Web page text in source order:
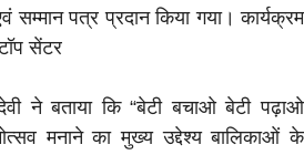
एवं सम्मान पत्र प्रदान किया गया। कार्यक्रम
सेंटर
ने बताया कि “बेटी बचाओ बेटी पढ़ाओ
मनाने का मुख्य उद्देश्य बालिकाओं के